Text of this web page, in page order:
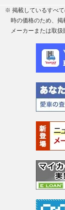
※ 掲載しているすべ
時の価格のため、掲
メーカーまたは取扱